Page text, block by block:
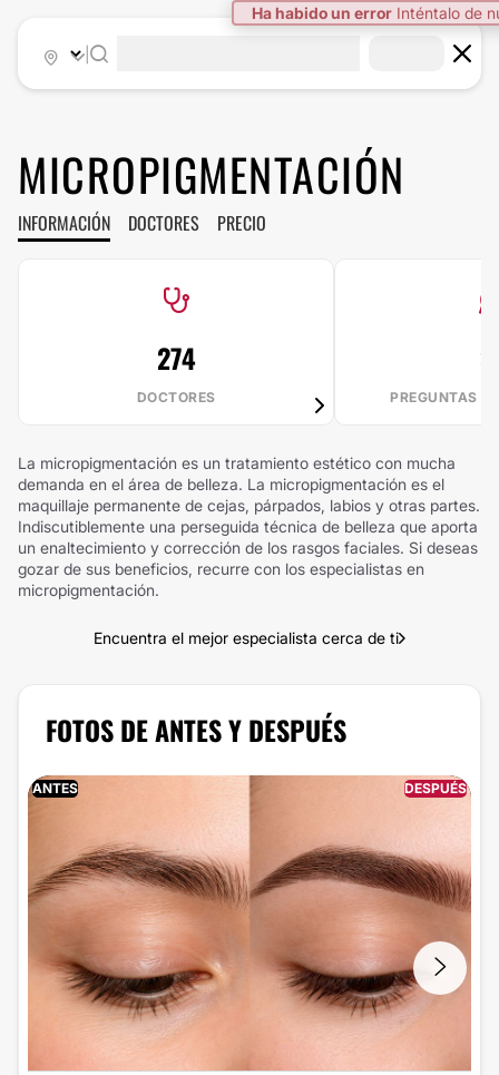
Ha habido un error Inténtalo de
MICROPIGMENTACIÓN
INFORMACIÓN DOCTORES PRECIO
274
DOCTORES PREGUNTAS
La micropigmentación es un tratamiento estético con mucha
demanda en el área de belleza. La micropigmentación es el
maquillaje permanente de cejas, párpados, labios y otras partes.
Indiscutiblemente una perseguida técnica de belleza que aporta
un enaltecimiento y corrección de los rasgos faciales. Si deseas
gozar de sus beneficios, recurre con los especialistas en
micropigmentación.
Encuentra el mejor especialista cerca de ti
FOTOS DE ANTES Y DESPUÉS
ANTES DESPUÉS